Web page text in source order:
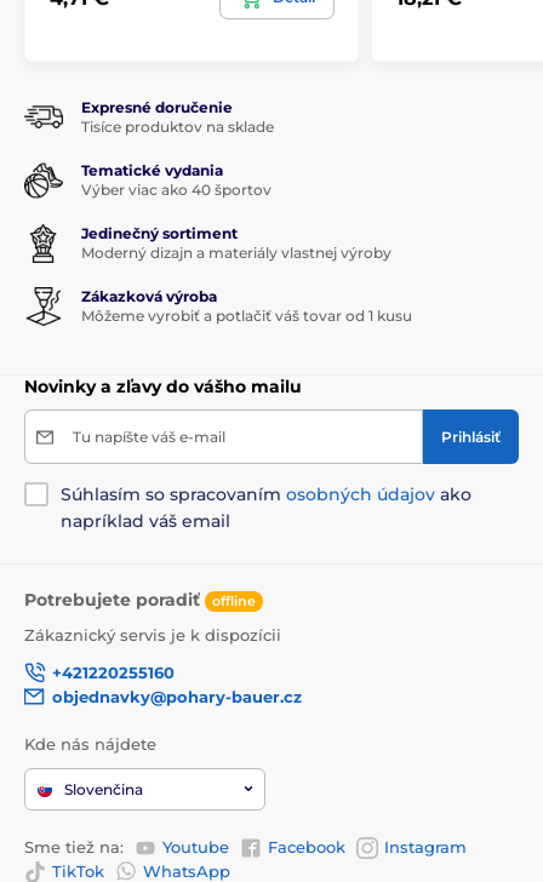
Expresné doručenie
Tisíce produktov na sklade
Tematické vydania
Výber viac ako 40 športov
Jedinečný sortiment
Moderný dizajn a materiály vlastnej výroby
Zákazková výroba
Môžeme vyrobiť a potlačiť váš tovar od 1 kusu
Novinky a zľavy do vášho mailu
Tu napíšte váš e-mail Prihlásiť
Súhlasím so spracovaním osobných údajov ako
napríklad váš email
Potrebujete poradiť offline
Zákaznický servis je k dispozícii
+421220255160
objednavky@pohary-bauer.cz
Kde nás nájdete
Slovenčina
Sme tiež na: Youtube Facebook
Instagram
TikTok
WhatsApp